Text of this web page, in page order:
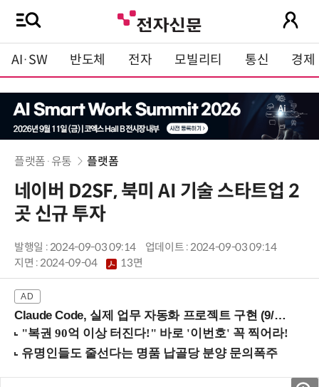
AI·SW 반도체 전자 모빌리티 통신 경제
플랫폼·유통 플랫폼
네이버 D2SF, 북미 AI 기술 스타트업 2
곳 신규 투자
발행일 : 2024-09-03 09:14
업데이트 : 2024-09-03 09:14
지면 :2024-09-04 13면
Claude Code, 실제 업무 자동화 프로젝트 구현 (9/16 ~17 강남역)